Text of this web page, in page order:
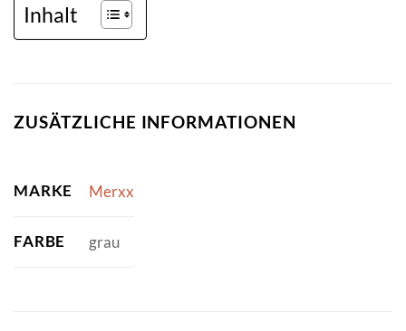
Inhalt
ZUSÄTZLICHE INFORMATIONEN
MARKE Merxx
FARBE grau